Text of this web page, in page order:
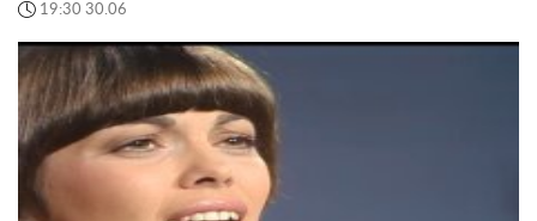
19:30 30.06